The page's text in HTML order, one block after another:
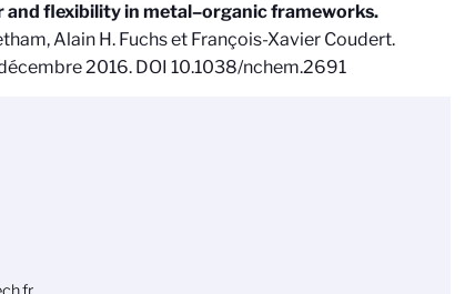
flexibility in metal–organic frameworks.
Alain H. Fuchs et François-Xavier Coudert.
2016. DOI 10.1038/nchem.2691